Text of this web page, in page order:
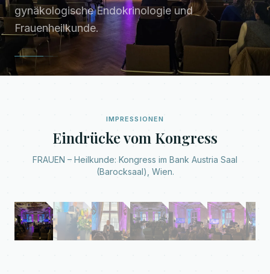
gynäkologische Endokrinologie und
Frauenheilkunde.
IMPRESSIONEN
Eindrücke vom Kongress
FRAUEN – Heilkunde: Kongress im Bank Austria Saal
(Barocksaal), Wien.
1/